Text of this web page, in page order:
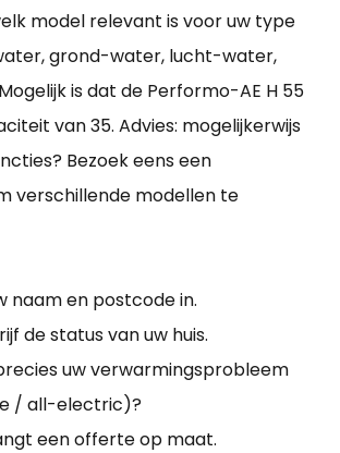
model relevant is voor uw type
grond-water, lucht-water,
is dat de Performo-AE H 55
van 35. Advies: mogelijkerwijs
Bezoek eens een
verschillende modellen te
naam en postcode in.
de status van uw huis.
uw verwarmingsprobleem
/ all-electric)?
een offerte op maat.